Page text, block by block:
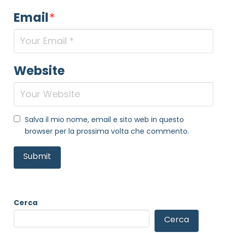
Email*
Website
Salva il mio nome, email e sito web in questo
browser per la prossima volta che commento.
Cerca
Cerca
NOME STRUTTURA
MAIL REFERENTE*